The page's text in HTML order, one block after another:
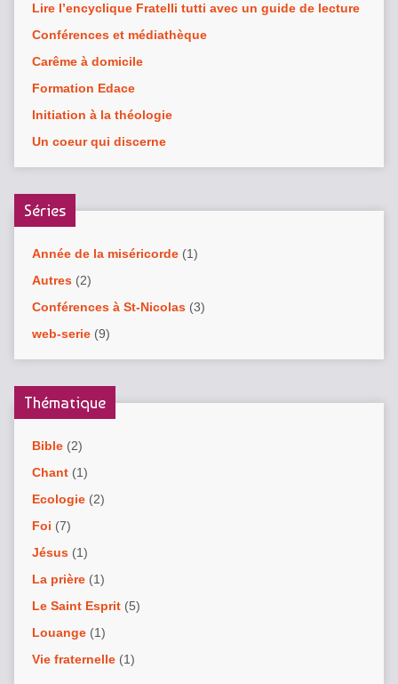
Lire l’encyclique Fratelli tutti avec un guide de lecture
Conférences et médiathèque
Carême à domicile
Formation Edace
Initiation à la théologie
Un coeur qui discerne
Séries
Année de la miséricorde(1)
Autres(2)
Conférences à St-Nicolas(3)
web-serie(9)
Thématique
Bible(2)
Chant(1)
Ecologie(2)
Foi (7)
Jésus(1)
La prière(1)
Le Saint Esprit(5)
Louange(1)
Vie fraternelle(1)